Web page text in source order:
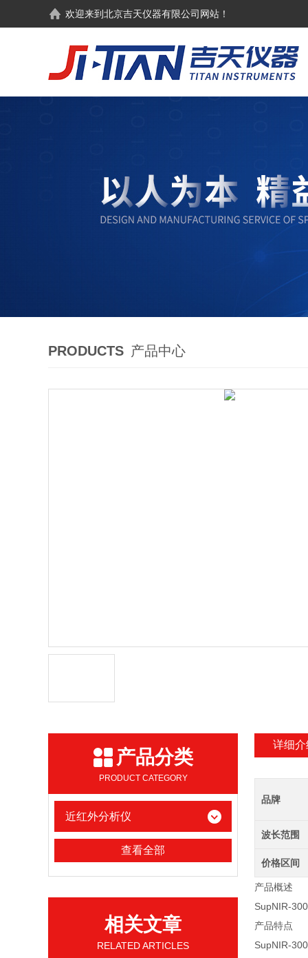
欢迎来到北京吉天仪器有限公司 网站！
PRODUCTS 产品中心
产品分类
PRODUCT CATEGORY
近红外分析仪
查看全部
相关文章
RELATED ARTICLES
详细介
品牌
波长范围
价格区间
产品概述
SupNIR-
产品特点
SupNIR-